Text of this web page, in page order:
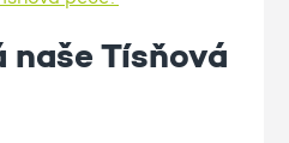
naše Tísňová